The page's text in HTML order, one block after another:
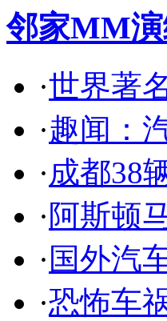
邻家MM
·世界著
·趣闻：
·成都38
·阿斯顿
· 国外汽
·恐怖车